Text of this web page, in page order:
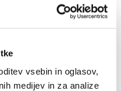
vsebin in oglasov,
medijev in za analize
odpadke, ki ne sodijo
pomagaj ohraniti park
vse.